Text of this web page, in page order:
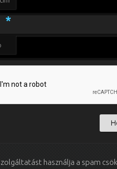
*
használja a spam